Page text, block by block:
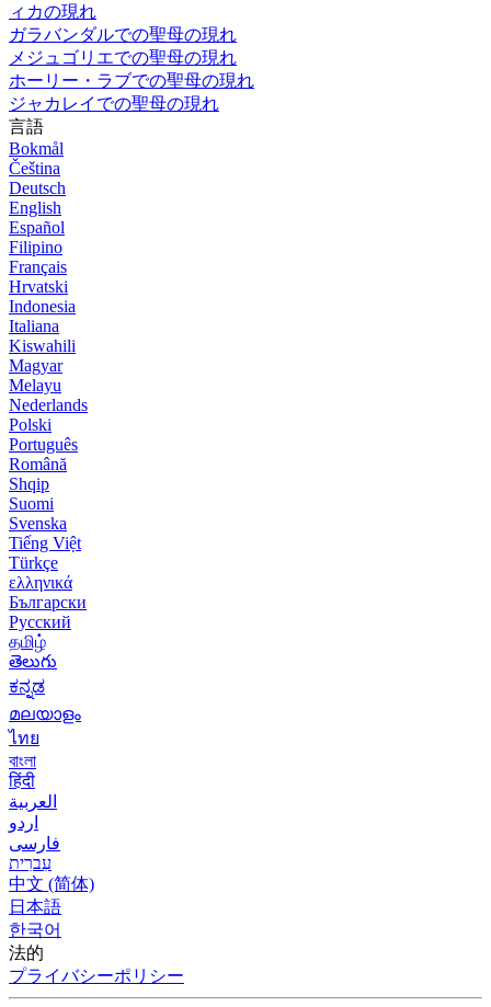
ィカの現れ
ガラバンダルでの聖母の現れ
メジュゴリエでの聖母の現れ
ホーリー・ラブでの聖母の現れ
ジャカレイでの聖母の現れ
言語
Bokmål
Čeština
Deutsch
English
Español
Filipino
Français
Hrvatski
Indonesia
Italiana
Kiswahili
Magyar
Melayu
Nederlands
Polski
Português
Română
Shqip
Suomi
Svenska
Tiếng Việt
Türkçe
ελληνικά
Български
Русский
தமிழ்
తెలుగు
ಕನ್ನಡ
മലയാളം
ไทย
বাংলা
हिंदी
العربية
اردو
فارسی
עִברִית
中文 (简体)
日本語
한국어
法的
プライバシーポリシー